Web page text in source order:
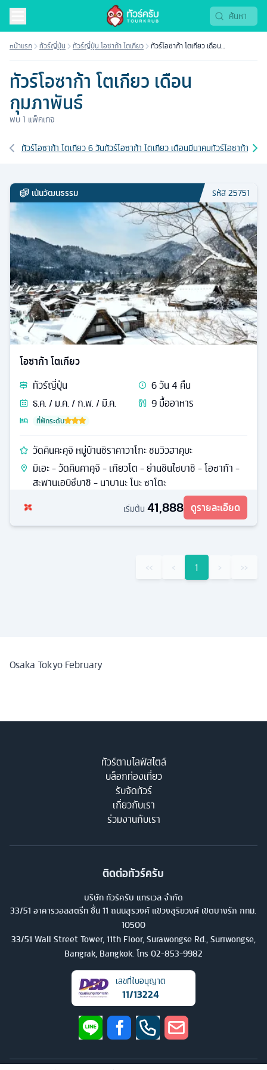
หน้าแรก ทัวร์ญี่ปุ่น ทัวร์ญี่ปุ่น โอซาก้า โตเกียว
ทัวร์โอซาก้า โตเกียว เดือน
ทัวร์โอซาก้า โตเกียว เดือน
กุมภาพันธ์
พบ1 แพ็คเกจ
เส้นทางที่เกี่ยวข้อง
ทัวร์โอซาก้า โตเกียว 6 วันทัวร์โอซาก้า โตเกียว เดือนมีนาคมทัวร์โอซาก้า โต
เน้นวัฒนธรรม รหัส25751
โอซาก้า โตเกียว
ทัวร์ญี่ปุ่น 6วัน4 คืน
ธ.ค. / ม.ค. / ก.พ. / มี.ค.
9มื้ออาหาร
ที่พักระดับ
วัดคินคะคุจิ หมู่บ้านชิราคาวาโกะ ชมวิวฮาคุบะ
มิเอะ - วัดคินคาคุจิ - เกียวโต - ย่านชินไซบาชิ - โอซาก้า -
สะพานเอบิซึบาชิ - นาบานะ โนะ ซาโตะ
เริ่มต้น 41,888 ดูรายละเอียด
‹‹ ‹ 1 › ››
Osaka Tokyo February
ทัวร์ตามไลฟ์สไตล์
บล็อกท่องเที่ยว
รับจัดทัวร์
เกี่ยวกับเรา
ร่วมงานกับเรา
ติดต่อทัวร์ครับ
บริษัท ทัวร์ครับ แทรเวล จำกัด
33/51 อาคารวอลสตรีท ชั้น 11 ถนนสุรวงศ์ แขวงสุริยวงศ์ เขตบางรัก กทม.
10500
33/51 Wall Street Tower, 11th Floor, Surawongse Rd., Suriwongse,
Bangrak, Bangkok. โทร 02-853-9982
เลขที่ใบอนุญาต
11/13224